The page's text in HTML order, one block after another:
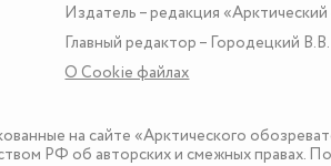
Издатель – редакция
Главный редактор – Городецкий В.В.
О Сookie файлах
на сайте «Арктического
РФ об авторских и смежных правах.